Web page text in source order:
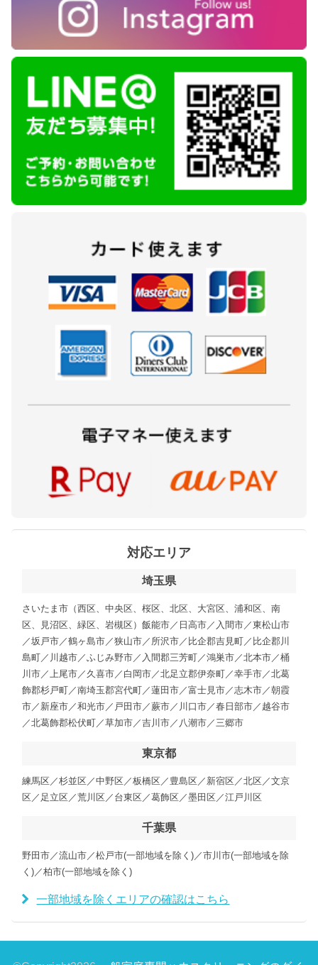
対応エリア
埼玉県
さいたま市（西区、中央区、桜区、北区、大宮区、浦和区、南
区、見沼区、緑区、岩槻区）飯能市／日高市／入間市／東松山市
／坂戸市／鶴ヶ島市／狭山市／所沢市／比企郡吉見町／比企郡川
島町／川越市／ふじみ野市／入間郡三芳町／鴻巣市／北本市／桶
川市／上尾市／久喜市／白岡市／北足立郡伊奈町／幸手市／北葛
飾郡杉戸町／南埼玉郡宮代町／蓮田市／富士見市／志木市／朝霞
市／新座市／和光市／戸田市／蕨市／川口市／春日部市／越谷市
／北葛飾郡松伏町／草加市／吉川市／八潮市／三郷市
東京都
練馬区／杉並区／中野区／板橋区／豊島区／新宿区／北区／文京
区／足立区／荒川区／台東区／葛飾区／墨田区／江戸川区
千葉県
野田市／流山市／松戸市(一部地域を除く)／市川市(一部地域を除
く)／柏市(一部地域を除く)
一部地域を除くエリアの確認はこちら